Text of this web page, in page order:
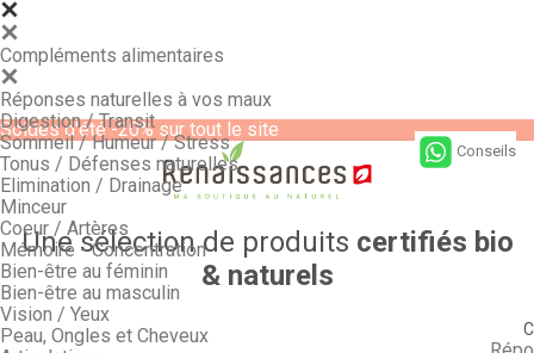
Soldes d'été -20% sur tout le site
Compléments alimentaires
Réponses naturelles à vos maux
Digestion / Transit
Sommeil / Humeur / Stress
Tonus / Défenses naturelles
Elimination / Drainage
Minceur
Coeur / Artères
Mémoire - Concentration
Bien-être au féminin
Bien-être au masculin
Vision / Yeux
Peau, Ongles et Cheveux
Une sélection de produits certifiés bio
& naturels
Conseils